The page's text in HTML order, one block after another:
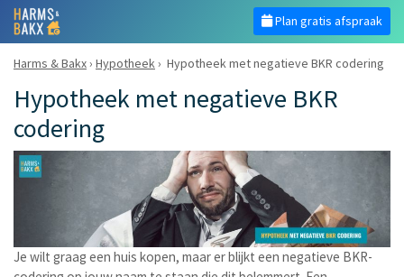
Plan gratis afspraak
Harms & Bakx› Hypotheek› Hypotheek met negatieve BKR codering
Hypotheek met negatieve BKR
codering
Je wilt graag een huis kopen, maar er blijkt een negatieve BKR-